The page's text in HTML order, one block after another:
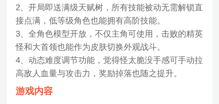
2、开局即送满级天赋树，所有技能被动无需解锁直
接点满，低等级角色也能拥有高阶技能。
3、全角色模型开放，不仅主角可使用，击败的精英
怪和大首领也能作为皮肤切换外观战斗。
4、动态难度调节功能，觉得怪太脆没手感可手动拉
高敌人血量与攻击力，奖励掉落也随之提升。
游戏内容